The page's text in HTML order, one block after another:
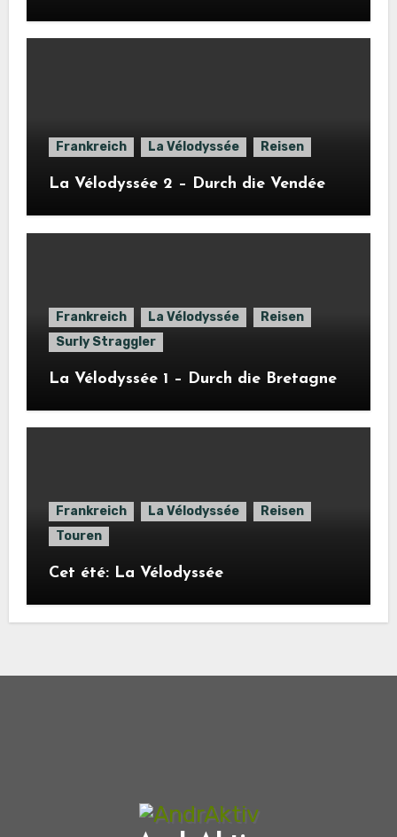
Frankreich La Vélodyssée Reisen
La Vélodyssée 2 – Durch die Vendée
Frankreich La Vélodyssée
Reisen
Surly Straggler
La Vélodyssée 1 – Durch die Bretagne
Frankreich La Vélodyssée
Reisen
Touren
Cet été: La Vélodyssée